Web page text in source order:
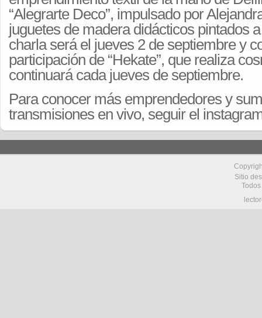
“Alegrarte Deco”, impulsado por
juguetes de madera didácticos pintados
charla será el jueves 2 de septiembre y
participación de “Hekate”, que realiza
continuará cada jueves de septiembre.
Para conocer más emprendedores y
transmisiones en vivo, seguir el
Sitio